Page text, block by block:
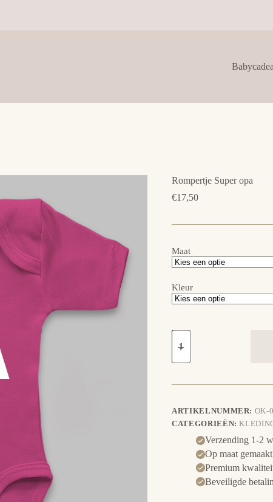
Rompertje Super opa
€17,50
Maat
Kleur
Rompertje
Super
aantal
ARTIKELNUMMER: OK-
CATEGORIEËN:
Verzending 1-2
Op maat gemaakt
Premium
Beveiligde